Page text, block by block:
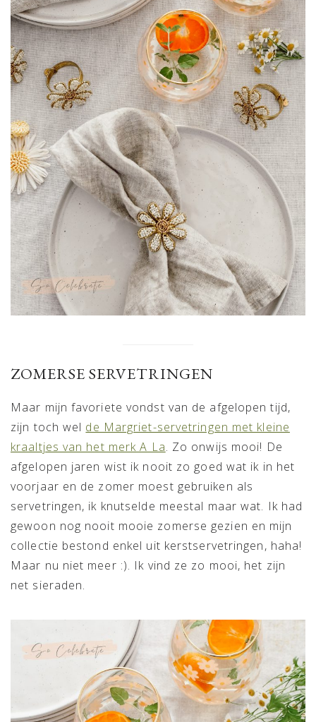
ZOMERSE SERVETRINGEN
Maar mijn favoriete vondst van de afgelopen tijd,
zijn toch wel de Margriet-servetringen met kleine
kraaltjes van het merk A La. Zo onwijs mooi! De
afgelopen jaren wist ik nooit zo goed wat ik in het
voorjaar en de zomer moest gebruiken als
servetringen, ik knutselde meestal maar wat. Ik had
gewoon nog nooit mooie zomerse gezien en mijn
collectie bestond enkel uit kerstservetringen, haha!
Maar nu niet meer :). Ik vind ze zo mooi, het zijn
net sieraden.